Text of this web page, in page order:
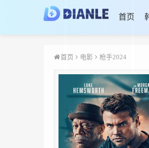
首页
首页 电影 枪手2024